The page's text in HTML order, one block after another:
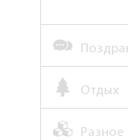
Отдых
Разное